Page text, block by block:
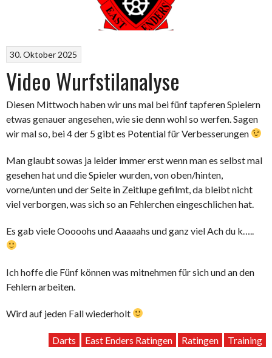
30. Oktober 2025
Video Wurfstilanalyse
Diesen Mittwoch haben wir uns mal bei fünf tapferen Spielern
etwas genauer angesehen, wie sie denn wohl so werfen. Sagen
wir mal so, bei 4 der 5 gibt es Potential für Verbesserungen
Man glaubt sowas ja leider immer erst wenn man es selbst mal
gesehen hat und die Spieler wurden, von oben/hinten,
vorne/unten und der Seite in Zeitlupe gefilmt, da bleibt nicht
viel verborgen, was sich so an Fehlerchen eingeschlichen hat.
Es gab viele Ooooohs und Aaaaahs und ganz viel Ach du k…..
Ich hoffe die Fünf können was mitnehmen für sich und an den
Fehlern arbeiten.
Wird auf jeden Fall wiederholt
Darts East Enders Ratingen Ratingen Training